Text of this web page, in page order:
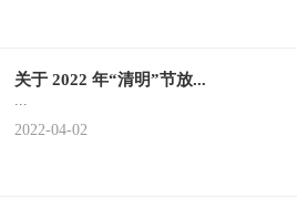
关于 2022 年“清明”节放...
2022-04-02